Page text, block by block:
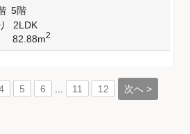
5階
2LDK
82.88m2
5 6 11 12 次へ >